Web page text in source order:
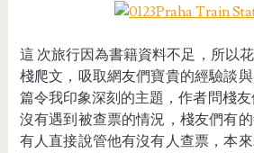
TAIWAN
TRAVEL STUFFFS
這 次旅行因為書籍資料不足，所以
棧爬文，吸取網友們寶貴的經驗談
篇令我印象深刻的主題，作者問棧
沒有遇到被查票的情況，棧友們有
有人直接說管他有沒有人查票，本